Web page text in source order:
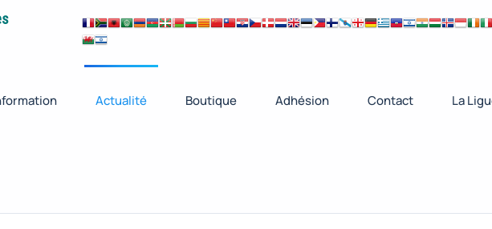
Actualité Boutique Adhésion Contact La